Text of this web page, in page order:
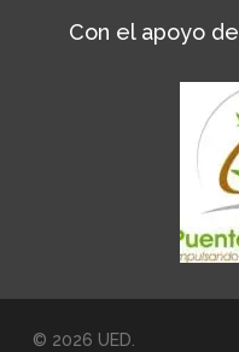
Con el apoyo de
© 2026 UED.